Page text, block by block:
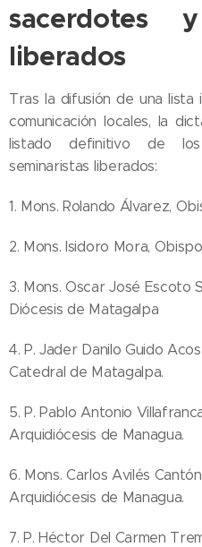
sacerdotes
liberados
Tras la difusión de una lista
comunicación locales, la
listado definitivo de
seminaristas liberados:
1. Mons. Rolando Álvarez,
2. Mons. Isidoro Mora,
3. Mons. Oscar José Escoto
Diócesis de Matagalpa
4. P. Jader Danilo Guido
Catedral de Matagalpa.
5. P. Pablo Antonio
Arquidiócesis de Managua.
6. Mons. Carlos Avilés
Arquidiócesis de Managua.
7. P. Héctor Del Carmen